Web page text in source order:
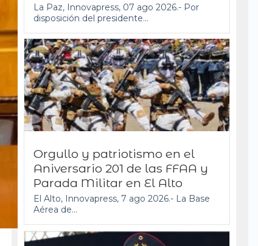
La Paz, Innovapress, 07 ago 2026.- Por
disposición del presidente...
Orgullo y patriotismo en el
Aniversario 201 de las FFAA y
Parada Militar en El Alto
El Alto, Innovapress, 7 ago 2026.- La Base
Aérea de...